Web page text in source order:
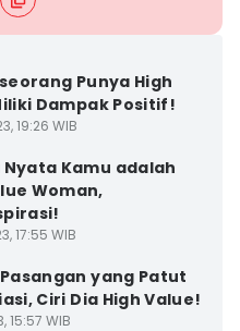
Punya High
Dampak Positif!
19:26 WIB
Nyata Kamu adalah
Woman,
17:55 WIB
yang Patut
Ciri Dia High Value!
15:57 WIB